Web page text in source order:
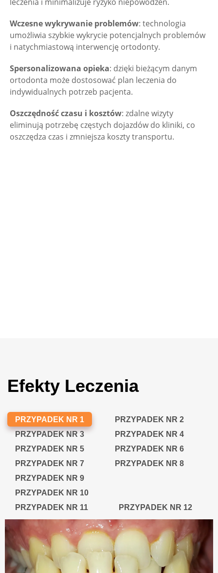
Wczesne wykrywanie problemów: technologia
umożliwia szybkie wykrycie potencjalnych problemów
i natychmiastową interwencję ortodonty.
Spersonalizowana opieka: dzięki bieżącym danym
ortodonta może dostosować plan leczenia do
indywidualnych potrzeb pacjenta.
Oszczędność czasu i kosztów: zdalne wizyty
eliminują potrzebę częstych dojazdów do kliniki, co
oszczędza czas i zmniejsza koszty transportu.
Efekty Leczenia
PRZYPADEK NR 1
PRZYPADEK NR 2
PRZYPADEK NR 3
PRZYPADEK NR 4
PRZYPADEK NR 5
PRZYPADEK NR 6
PRZYPADEK NR 7
PRZYPADEK NR 8
PRZYPADEK NR 9
PRZYPADEK NR 10
PRZYPADEK NR 11
PRZYPADEK NR 12